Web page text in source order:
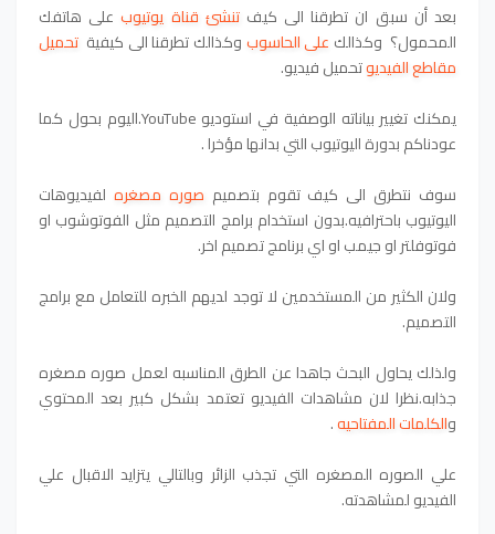
بعد أن سبق ان تطرقنا الى كيف تنشئ قناة يوتيوبعلى هاتفك
المحمول؟ وكذالك على الحاسوبوكذالك تطرقنا الى كيفية تحميل
مقاطع الفيديوتحميل فيديو.
يمكنك تغيير بياناته الوصفية في استوديو YouTube.اليوم بحول كما
عودناكم بدورة اليوتيوب التي بدانها مؤخرا .
سوف نتطرق الى كيف تقوم بتصميم صوره مصغره لفيديوهات
اليوتيوب باحترافيه.بدون استخدام برامج التصميم مثل الفوتوشوب او
فوتوفلتر او جيمب او اي برنامج تصميم اخر.
ولان الكثير من المستخدمين لا توجد لديهم الخبره للتعامل مع برامج
التصميم.
ولذلك يحاول البحث جاهدا عن الطرق المناسبه لعمل صوره مصغره
جذابه.نظرا لان مشاهدات الفيديو تعتمد بشكل كبير بعد المحتوي
والكلمات المفتاحيه.
علي الصوره المصغره التي تجذب الزائر وبالتالي يتزايد الاقبال علي
الفيديو لمشاهدته.